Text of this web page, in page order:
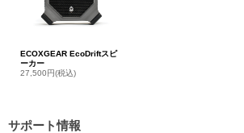
ECOXGEAR EcoDriftスピ
ーカー
27,500円(税込)
サポート情報